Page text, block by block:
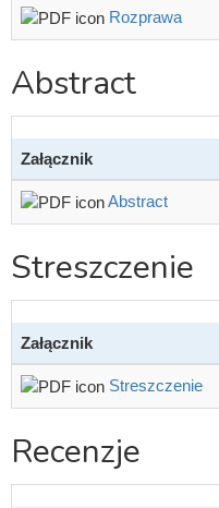
Rozprawa
Abstract
Załącznik
Abstract
Streszczenie
Załącznik
Streszczenie
Recenzje